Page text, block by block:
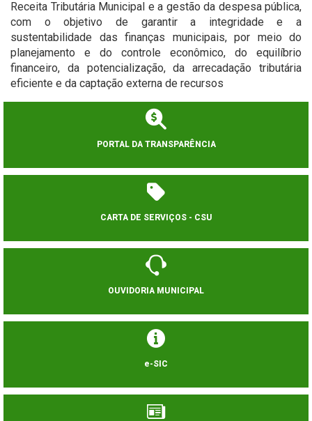
Receita Tributária Municipal e a gestão da despesa pública,
com o objetivo de garantir a integridade e a
sustentabilidade das finanças municipais, por meio do
planejamento e do controle econômico, do equilíbrio
financeiro, da potencialização, da arrecadação tributária
eficiente e da captação externa de recursos
PORTAL DA TRANSPARÊNCIA
CARTA DE SERVIÇOS - CSU
OUVIDORIA MUNICIPAL
e-SIC